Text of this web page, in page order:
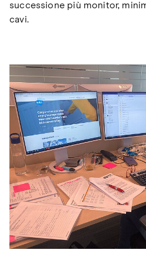
successione più monitor,
cavi.